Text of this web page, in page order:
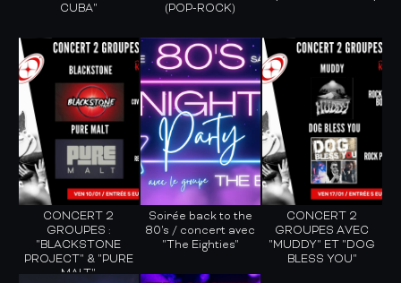
CUBA"
(POP-ROCK)
CONCERT 2
GROUPES :
"BLACKSTONE
PROJECT" & "PURE
MALT"
Soirée back to the
80's / concert avec
"The Eighties"
CONCERT 2
GROUPES AVEC
"MUDDY" ET "DOG
BLESS YOU"